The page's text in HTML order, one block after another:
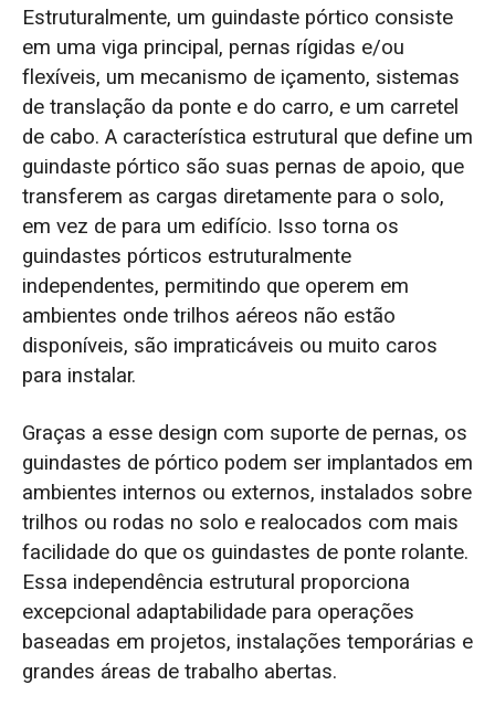
Estruturalmente, um guindaste pórtico consiste
em uma viga principal, pernas rígidas e/ou
flexíveis, um mecanismo de içamento, sistemas
de translação da ponte e do carro, e um carretel
de cabo. A característica estrutural que define um
guindaste pórtico são suas pernas de apoio, que
transferem as cargas diretamente para o solo,
em vez de para um edifício. Isso torna os
guindastes pórticos estruturalmente
independentes, permitindo que operem em
ambientes onde trilhos aéreos não estão
disponíveis, são impraticáveis ou muito caros
para instalar.
Graças a esse design com suporte de pernas, os
guindastes de pórtico podem ser implantados em
ambientes internos ou externos, instalados sobre
trilhos ou rodas no solo e realocados com mais
facilidade do que os guindastes de ponte rolante.
Essa independência estrutural proporciona
excepcional adaptabilidade para operações
baseadas em projetos, instalações temporárias e
grandes áreas de trabalho abertas.